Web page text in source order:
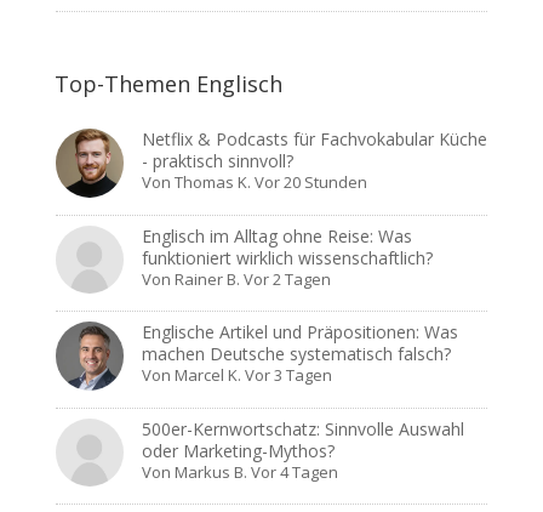
Top-Themen Englisch
Netflix & Podcasts für Fachvokabular Küche
- praktisch sinnvoll?
VonThomas K. Vor 20 Stunden
Englisch im Alltag ohne Reise: Was
funktioniert wirklich wissenschaftlich?
Von Rainer B. Vor 2 Tagen
Englische Artikel und Präpositionen: Was
machen Deutsche systematisch falsch?
Von Marcel K. Vor 3 Tagen
500er-Kernwortschatz: Sinnvolle Auswahl
oder Marketing-Mythos?
Von Markus B. Vor 4 Tagen